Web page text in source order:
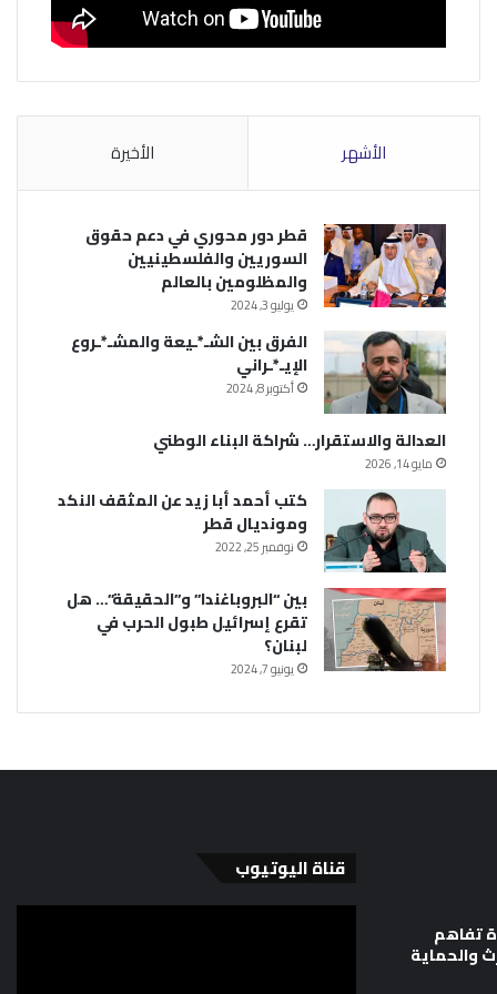
الأشهر الأخيرة
قطر دور محوري في دعم حقوق
السوريين والفلسطينيين
والمظلومين بالعالم
يوليو 3, 2024
الفرق بين الشـ*ـيعة والمشـ*ـروع
الإيـ*ـراني
أكتوبر 8, 2024
العدالة والاستقرار… شراكة البناء الوطني
مايو 14, 2026
كتب أحمد أبا زيد عن المثقف النكد
ومونديال قطر
نوفمبر 25, 2022
بين “البروباغندا” و”الحقيقة”… هل
تقرع إسرائيل طبول الحرب في
لبنان؟
يونيو 7, 2024
تفاهم
والحماية
قناة اليوتيوب